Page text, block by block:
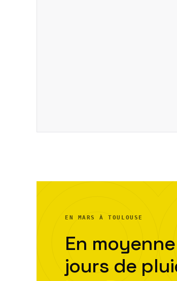
EN MARS À TOULOUSE
En moyenne
jours de